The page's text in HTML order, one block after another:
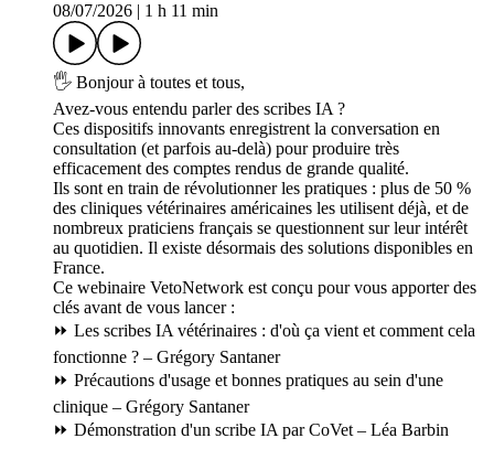
08/07/2026 1 h 11 min
🖐 Bonjour à toutes et tous,
Avez-vous entendu parler des scribes IA ?
Ces dispositifs innovants enregistrent la conversation en
consultation (et parfois au-delà) pour produire très
efficacement des comptes rendus de grande qualité.
Ils sont en train de révolutionner les pratiques : plus de 50 %
des cliniques vétérinaires américaines les utilisent déjà, et de
nombreux praticiens français se questionnent sur leur intérêt
au quotidien. Il existe désormais des solutions disponibles en
France.
Ce webinaire VetoNetwork est conçu pour vous apporter des
clés avant de vous lancer :
⏩ Les scribes IA vétérinaires : d'où ça vient et comment cela
fonctionne ? – Grégory Santaner
⏩ Précautions d'usage et bonnes pratiques au sein d'une
clinique – Grégory Santaner
⏩ Démonstration d'un scribe IA par CoVet – Léa Barbin